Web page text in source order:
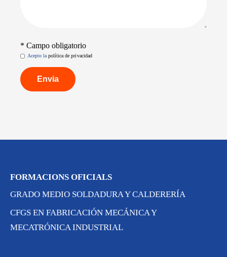
* Campo obligatorio
Acepto lapolítica de privacidad
FORMACIONS OFICIALS
GRADO MEDIO SOLDADURA Y CALDERERÍA
CFGS EN FABRICACIÓN MECÁNICA Y
MECATRÓNICA INDUSTRIAL